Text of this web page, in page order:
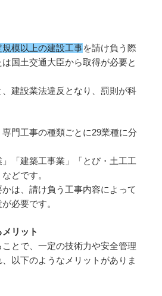
規模以上の建設工事を請け負う際
国土交通大臣から取得が必要と
建設業法違反となり、罰則が科
門工事の種類ごとに29業種に分
「建築工事業」「とび・土工工
どです。
は、請け負う工事内容によって
必要です。
リット
とで、一定の技術力や安全管理
以下のようなメリットがありま